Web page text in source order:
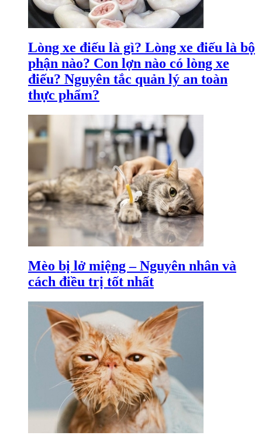
Lòng xe điếu là gì? Lòng xe điếu là bộ
phận nào? Con lợn nào có lòng xe
điếu? Nguyên tắc quản lý an toàn
thực phẩm?
Mèo bị lở miệng – Nguyên nhân và
cách điều trị tốt nhất